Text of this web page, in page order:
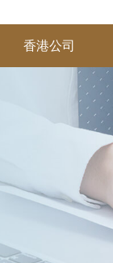
香港公司